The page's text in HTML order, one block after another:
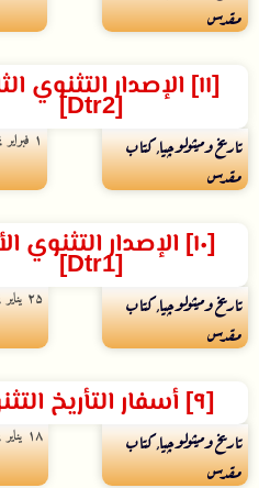
مقدس
[١١] الإصدار التثنوي
[Dtr2]
تاريخ وميثولوچيا,كتاب
مقدس
۱ فبراير ۲۰۲٤
[١٠] الإصدار التثنوي
[Dtr1]
تاريخ وميثولوچيا,كتاب
مقدس
۲۵ يناير ۲۰۲٤
[٩] أسفار التأريخ التثنوي
تاريخ وميثولوچيا,كتاب
مقدس
۱۸ يناير ۲۰۲٤